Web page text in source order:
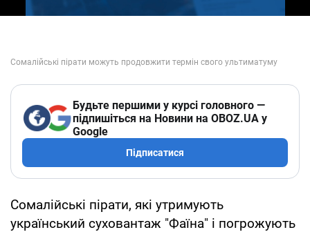
Будьте першими у курсі головного —
підпишіться на Новини на OBOZ.UA у
Google
Підписатися
Сомалійські пірати, які утримують
український суховантаж "Фаїна" і погрожують